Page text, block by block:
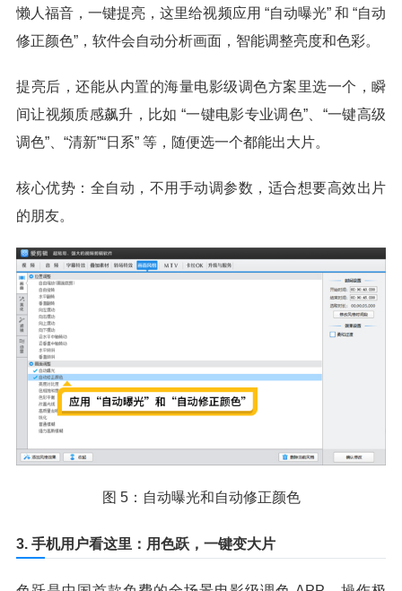
懒人福音，一键提亮，这里给视频应用 “自动曝光” 和 “自动
修正颜色”，软件会自动分析画面，智能调整亮度和色彩。
提亮后，还能从内置的海量电影级调色方案里选一个，瞬
间让视频质感飙升，比如 “一键电影专业调色”、“一键高级
调色”、“清新”“日系” 等，随便选一个都能出大片。
核心优势：全自动，不用手动调参数，适合想要高效出片
的朋友。
图 5：自动曝光和自动修正颜色
3. 手机用户看这里：用色跃，一键变大片